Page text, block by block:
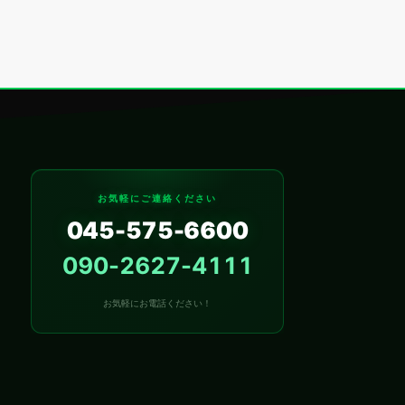
お気軽にご連絡ください
045-575-6600
090-2627-4111
お気軽にお電話ください！